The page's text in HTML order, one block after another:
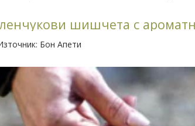
шишчета с
Бон Апети